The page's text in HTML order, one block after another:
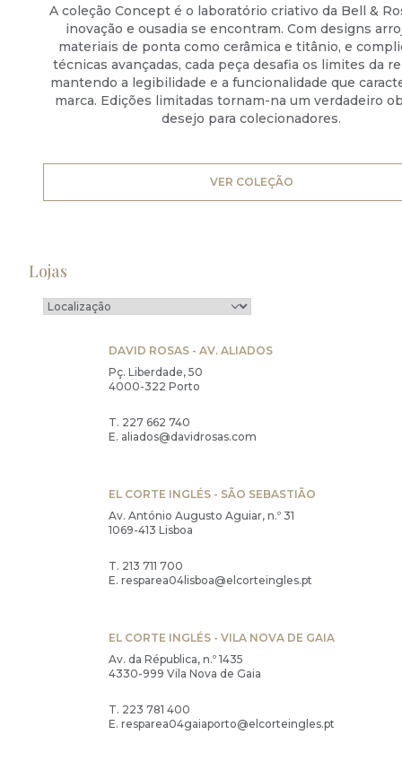
A coleção Concept é o laboratório criativo da Bell &
inovação e ousadia se encontram. Com designs
materiais de ponta como cerâmica e titânio, e
técnicas avançadas, cada peça desafia os limites da
mantendo a legibilidade e a funcionalidade que
marca. Edições limitadas tornam-na um verdadeiro
desejo para colecionadores.
VER COLEÇÃO
Lojas
DAVID ROSAS - AV. ALIADOS
Pç. Liberdade, 50
4000-322 Porto
T. 227 662 740
E. aliados@davidrosas.com
EL CORTE INGLÉS - SÃO SEBASTIÃO
Av. António Augusto Aguiar, n.º 31
1069-413 Lisboa
T. 213 711 700
E. resparea04lisboa@elcorteingles.pt
EL CORTE INGLÉS - VILA NOVA DE GAIA
Av. da Républica, n.º 1435
4330-999 Vila Nova de Gaia
T. 223 781 400
E. resparea04gaiaporto@elcorteingles.pt